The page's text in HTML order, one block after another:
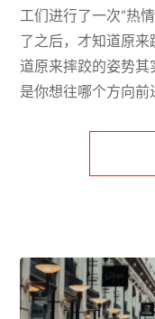
工们进行了一次“热
了之后，才知道原
道原来摔跤的姿势
是你想往哪个方向前